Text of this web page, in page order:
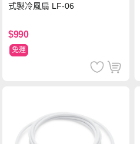
式製冷風扇 LF-06
$990
免運